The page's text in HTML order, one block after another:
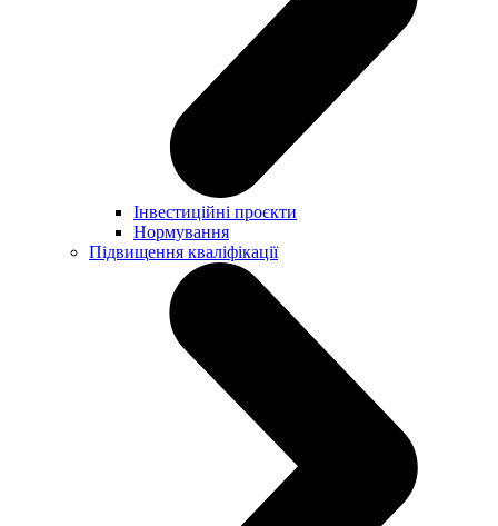
Інвестиційні проєкти
Нормування
Підвищення кваліфікації